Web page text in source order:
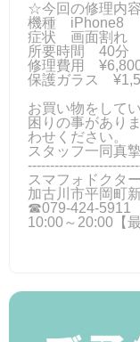
☆今回の修理内
機種 iPhone8
症状 画面割れ
所要時間 40分
修理費用
保護ガラス
お買い物をして
困りの事があり
わせください。
スタッフ一同真
スマフォドクタ
加古川市平岡町
☎079-424‐5911
10:00～20:00【